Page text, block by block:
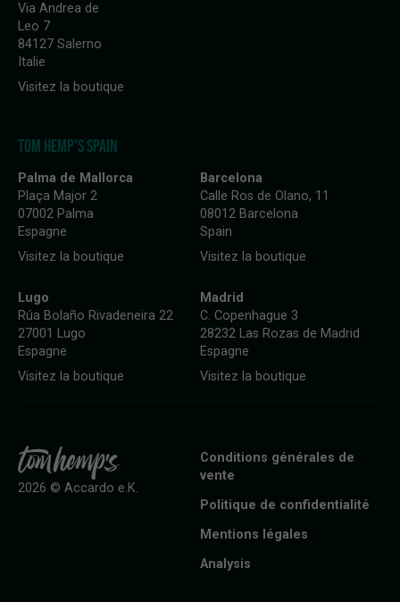
Via Andrea de
Leo 7
84127 Salerno
Italie
Visitez la boutique
TOM HEMP'S SPAIN
Palma de Mallorca
Plaça Major 2
07002 Palma
Espagne
Visitez la boutique
Barcelona
Calle Ros de Olano, 11
08012 Barcelona
Spain
Visitez la boutique
Lugo
Rúa Bolaño Rivadeneira 22
27001 Lugo
Espagne
Visitez la boutique
Madrid
C. Copenhague 3
28232 Las Rozas de Madrid
Espagne
Visitez la boutique
Conditions générales de
vente
Politique de confidentialité
Mentions légales
Analysis
2026 © Accardo e.K.